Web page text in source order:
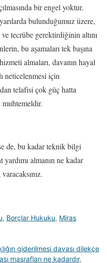
bir engel yoktur.
bulunduğumuz üzere,
tecrübe gerektirdiğinin altını
bu aşamaları tek başına
almaları, davanın hayal
neticelenmesi için
telafisi çok güç hatta
muhtemeldir.
de, bu kadar teknik bilgi
almanın ne kadar
, Borçlar Hukuku, Miras
giderilmesi davası dilekçe
masrafları ne kadardır,